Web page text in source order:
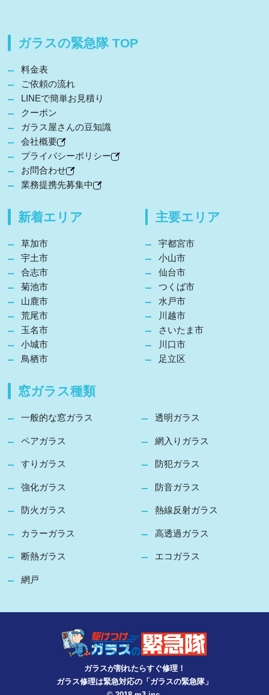
ガラスの緊急隊 TOP
料金表
ご依頼の流れ
LINEで簡単お見積り
クーポン
ガラス屋さんの豆知識
会社概要
プライバシーポリシー
お問合わせ
業務提携先募集中
新着エリア
草加市
宇土市
合志市
菊池市
山鹿市
荒尾市
玉名市
小城市
鳥栖市
主要エリア
宇都宮市
小山市
仙台市
つくば市
水戸市
川越市
さいたま市
川口市
足立区
窓ガラス種類
一般的な窓ガラス 透明ガラス
ペアガラス 網入りガラス
すりガラス 防犯ガラス
強化ガラス 防音ガラス
防火ガラス 熱線反射ガラス
カラーガラス 高透過ガラス
断熱ガラス エコガラス
網戸
ガラスが割れたらすぐ修理！
ガラス修理は緊急対応の「ガラスの緊急隊」